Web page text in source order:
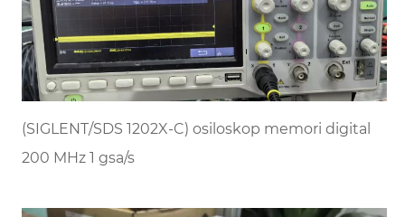
(SIGLENT/SDS 1202X-C) osiloskop memori digital
200 MHz 1 gsa/s